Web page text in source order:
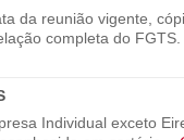
da reunião vigente,
completa do FGTS.
Individual exceto